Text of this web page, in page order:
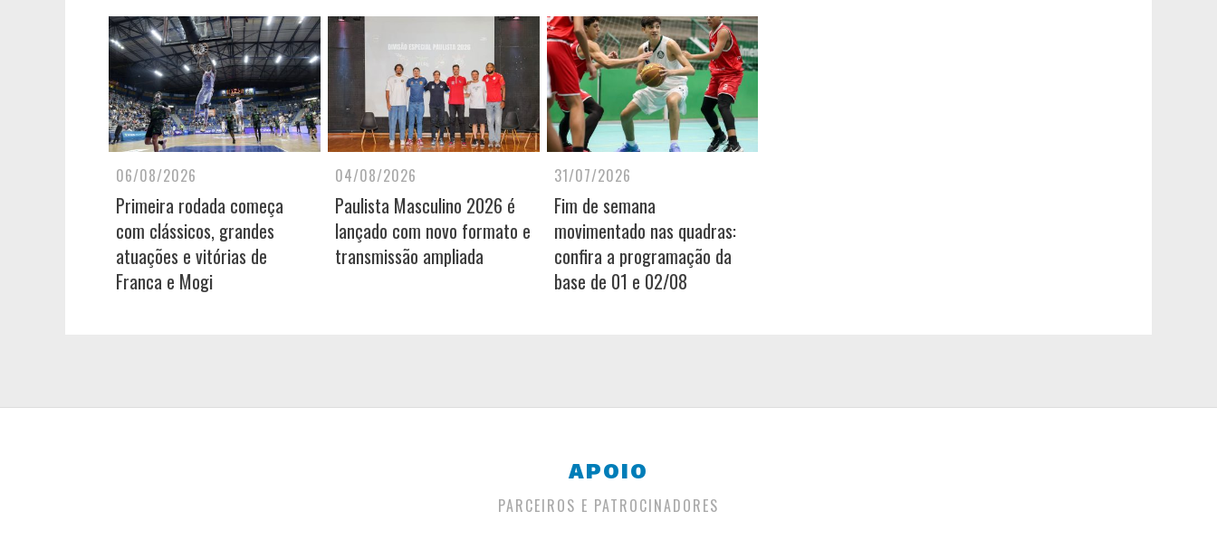
06/08/2026
Primeira rodada começa
com clássicos, grandes
atuações e vitórias de
Franca e Mogi
04/08/2026
Paulista Masculino 2026 é
lançado com novo formato e
transmissão ampliada
31/07/2026
Fim de semana
movimentado nas quadras:
confira a programação da
base de 01 e 02/08
APOIO
PARCEIROS E PATROCINADORES